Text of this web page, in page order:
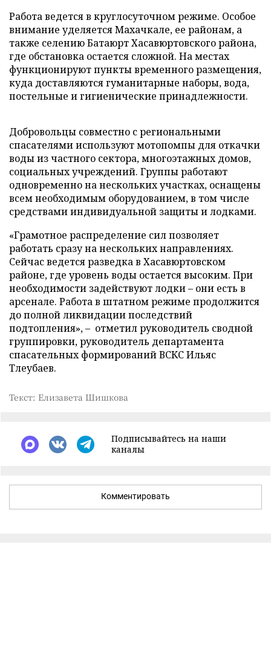
Работа ведется в круглосуточном режиме. Особое
внимание уделяется Махачкале, ее районам, а
также селению Батаюрт Хасавюртовского района,
где обстановка остается сложной. На местах
функционируют пункты временного размещения,
куда доставляются гуманитарные наборы, вода,
постельные и гигиенические принадлежности.
Добровольцы совместно с региональными
спасателями используют мотопомпы для откачки
воды из частного сектора, многоэтажных домов,
социальных учреждений. Группы работают
одновременно на нескольких участках, оснащены
всем необходимым оборудованием, в том числе
средствами индивидуальной защиты и лодками.
«Грамотное распределение сил позволяет
работать сразу на нескольких направлениях.
Сейчас ведется разведка в Хасавюртовском
районе, где уровень воды остается высоким. При
необходимости задействуют лодки – они есть в
арсенале. Работа в штатном режиме продолжится
до полной ликвидации последствий
подтопления», – отметил руководитель сводной
группировки, руководитель департамента
спасательных формирований ВСКС Ильяс
Тлеубаев.
Текст: Елизавета Шишкова
Подписывайтесь на наши
каналы
Комментировать